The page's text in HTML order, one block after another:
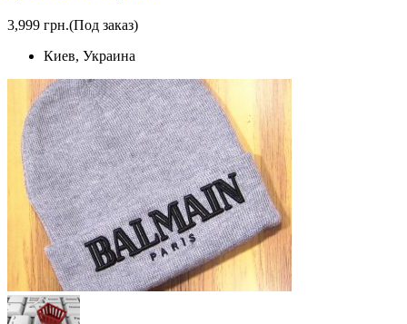
3,999 грн.(Под заказ)
Киев, Украина